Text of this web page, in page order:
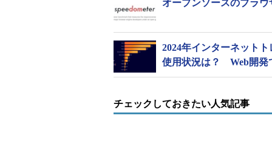
オープンソースのブラウ
2024年インターネット
使用状況は？ Web開発
チェックしておきたい人気記事